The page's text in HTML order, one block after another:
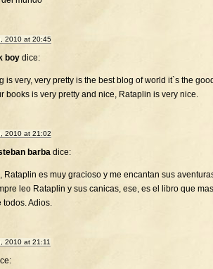
2010 at 20:45
boy dice:
is very, very pretty is the best blog of world it`s the
books is very pretty and nice, Rataplin is very nice.
2010 at 21:02
barba dice:
Rataplin es muy gracioso y me encantan sus
leo Rataplin y sus canicas, ese, es el libro que
todos. Adios.
2010 at 21:11